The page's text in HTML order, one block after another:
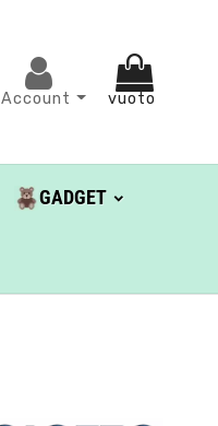
Account vuoto
GADGET